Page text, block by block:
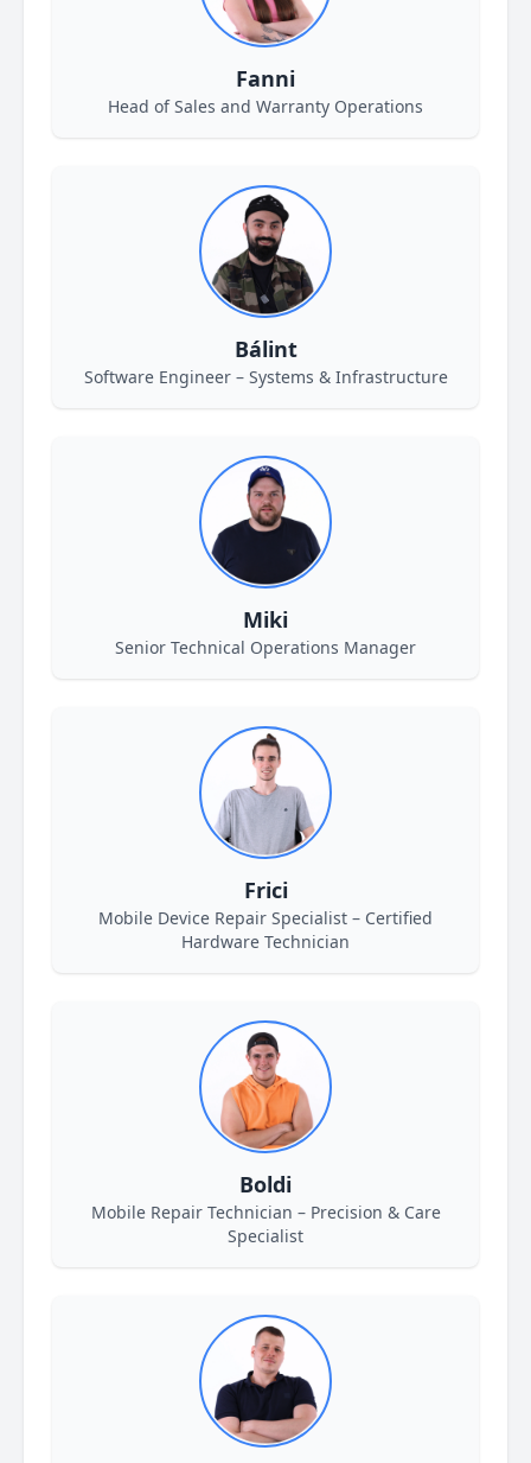
Fanni
Head of Sales and Warranty Operations
Bálint
Software Engineer – Systems & Infrastructure
Miki
Senior Technical Operations Manager
Frici
Mobile Device Repair Specialist – Certified
Hardware Technician
Boldi
Mobile Repair Technician – Precision & Care
Specialist